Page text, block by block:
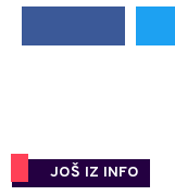
JOŠ IZ INFO